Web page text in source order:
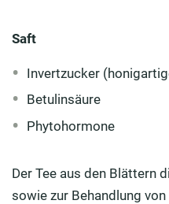
Saft
Invertzucker
Betulinsäure
Phytohormone
Der Tee aus den Blättern
sowie zur Behandlung von